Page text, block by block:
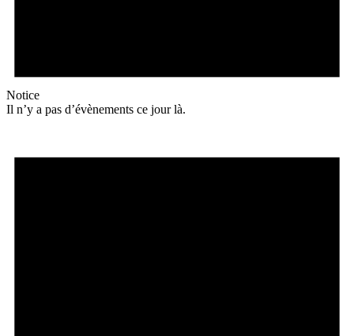
Notice
Il n’y a pas d’évènements ce jour là.